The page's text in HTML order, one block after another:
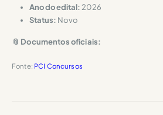
Ano do edital:2026
Status: Novo
📎 Documentos oficiais:
Fonte: PCI Concursos